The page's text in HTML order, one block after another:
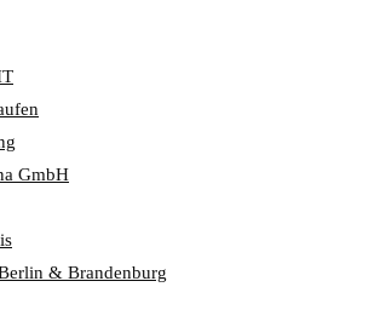
GmbH
& Brandenburg